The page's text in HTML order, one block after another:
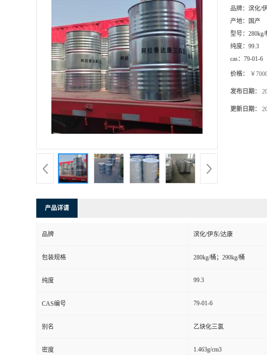
品牌： 滨化/
产地：
国产
型号： 280kg/
纯度： 99.3
cas： 79-01-6
价格： ￥
发布日期：
更新日期：
产品详请
品牌 滨化/伊东/达康
包装规格 280kg/桶；290kg/桶
纯度 99.3
CAS编号 79-01-6
别名 乙炔化三氯
密度 1.463g/cm3